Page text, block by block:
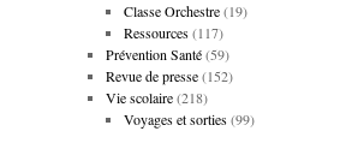
Classe Orchestre(19)
Ressources(117)
Prévention Santé(59)
Revue de presse(152)
Vie scolaire(218)
Voyages et sorties(99)